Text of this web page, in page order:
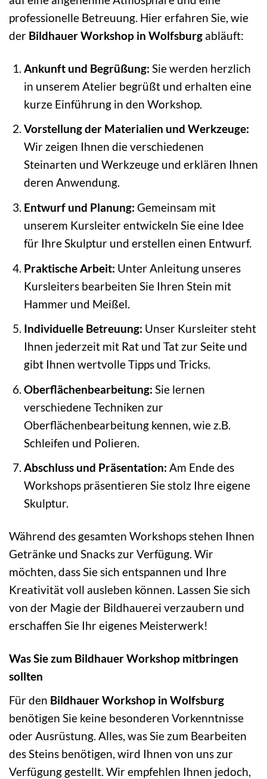
professionelle Betreuung. Hier erfahren Sie, wie
der Bildhauer Workshop in Wolfsburg abläuft:
Ankunft und Begrüßung: Sie werden herzlich
in unserem Atelier begrüßt und erhalten eine
kurze Einführung in den Workshop.
Vorstellung der Materialien und Werkzeuge:
Wir zeigen Ihnen die verschiedenen
Steinarten und Werkzeuge und erklären Ihnen
deren Anwendung.
Entwurf und Planung: Gemeinsam mit
unserem Kursleiter entwickeln Sie eine Idee
für Ihre Skulptur und erstellen einen Entwurf.
Praktische Arbeit: Unter Anleitung unseres
Kursleiters bearbeiten Sie Ihren Stein mit
Hammer und Meißel.
Individuelle Betreuung: Unser Kursleiter steht
Ihnen jederzeit mit Rat und Tat zur Seite und
gibt Ihnen wertvolle Tipps und Tricks.
Oberflächenbearbeitung: Sie lernen
verschiedene Techniken zur
Oberflächenbearbeitung kennen, wie z.B.
Schleifen und Polieren.
Abschluss und Präsentation: Am Ende des
Workshops präsentieren Sie stolz Ihre eigene
Skulptur.
Während des gesamten Workshops stehen Ihnen
Getränke und Snacks zur Verfügung. Wir
möchten, dass Sie sich entspannen und Ihre
Kreativität voll ausleben können. Lassen Sie sich
von der Magie der Bildhauerei verzaubern und
erschaffen Sie Ihr eigenes Meisterwerk!
Was Sie zum Bildhauer Workshop mitbringen
sollten
Für den Bildhauer Workshop in Wolfsburg
benötigen Sie keine besonderen Vorkenntnisse
oder Ausrüstung. Alles, was Sie zum Bearbeiten
des Steins benötigen, wird Ihnen von uns zur
Verfügung gestellt. Wir empfehlen Ihnen jedoch,